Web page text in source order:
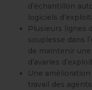
d’échantillon
logiciels
Plusieurs lignes
souplesse dans
de maintenir
d’avaries
Une
travail des